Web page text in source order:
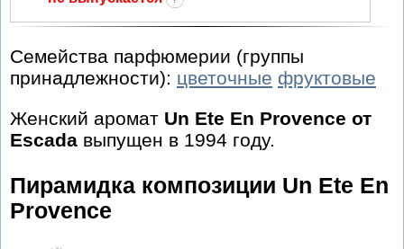
Семейства парфюмерии (группы
принадлежности): цветочные фруктовые
Женский аромат Un Ete En Provence от
Escada выпущен в 1994 году.
Пирамидка композиции Un Ete En
Provence